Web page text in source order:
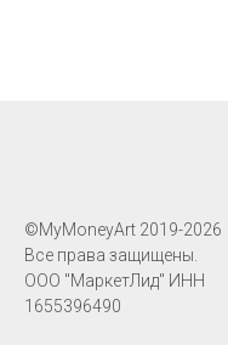
©MyMoneyArt 2019-2026
Все права защищены.
ООО "МаркетЛид" ИНН
1655396490